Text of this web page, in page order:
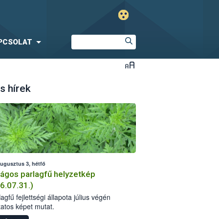
hírek
3, hétfő
parlagfű helyzetkép
fejlettségi állapota július végén
képet mutat.